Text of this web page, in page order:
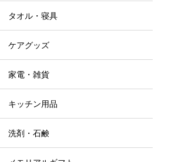
タオル・寝具
ケアグッズ
家電・雑貨
キッチン用品
洗剤・石鹸